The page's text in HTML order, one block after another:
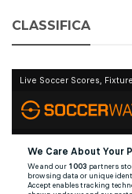
CLASSIFICA